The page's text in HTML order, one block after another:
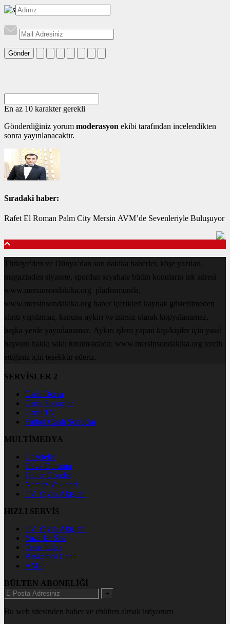
Gönder
En az 10 karakter gerekli
Gönderdiğiniz yorum moderasyon ekibi tarafından incelendikten
sonra yayınlanacaktır.
Sıradaki haber:
Rafet El Roman Palm City Mersin AVM’de Sevenleriyle Buluşuyor
Türkiye'den ve Dünya’dan son dakika haberler, köşe yazıları,
magazinden siyasete, spordan seyahate bütün konuların tek adresi
www.mersinsondakika.org platformunda;
www.mersinsondakika.org haber içerikleri kaynak gösterilmeden
alıntı yapılamaz, kanuna aykırı ve izinsiz olarak kopyalanamaz,
başka yerde yayınlanamaz. Aykırı işlem yapan kişi/kişiler için yasal
başvuru hakkı saklı tutulmaktadır. www.mersinsondakika.org tercih
ettiğiniz için teşekkür ederiz.
SERVİSLER 2
Canlı Borsa
Canlı Sonuçlar
Canlı TV
Futbol Canlı Sonuçlar
MULTİMEDYA
Gazeteler
Hava Durumu
Haber Gönder
Namaz Vakitleri
TV Yayın Akışları
HIZLI SERVİS
TV Yayın Akışları
Yazarlar Site
Tenis İddaa
Basketbol Canlı
AMP
BÜLTEN ABONELİĞİ
+
Bu web sitesinden haber ve ebülten almak istiyorum